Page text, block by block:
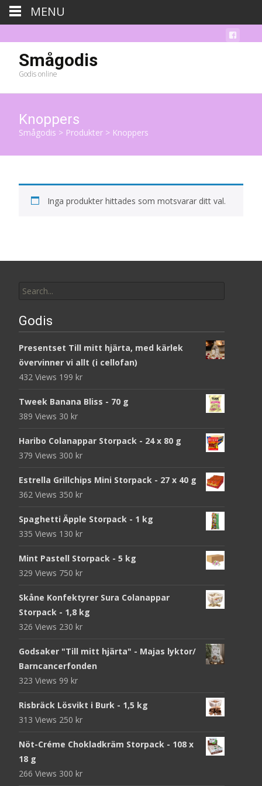
Smågodis
Godis online
Knoppers
Smågodis > Produkter > Knoppers
Inga produkter hittades som motsvarar ditt val.
for:
Godis
Presentset Till mitt hjärta, med kärlek
övervinner vi allt (i cellofan)
432 Views 199 kr
Tweek Banana Bliss - 70 g
389 Views 30 kr
Haribo Colanappar Storpack - 24 x 80 g
379 Views 300 kr
Estrella Grillchips Mini Storpack - 27 x 40 g
362 Views 350 kr
Spaghetti Äpple Storpack - 1 kg
335 Views 130 kr
Mint Pastell Storpack - 5 kg
329 Views 750 kr
Skåne Konfektyrer Sura Colanappar
Storpack - 1,8 kg
326 Views 230 kr
Godsaker "Till mitt hjärta" - Majas lyktor/
Barncancerfonden
323 Views 99 kr
Risbräck Lösvikt i Burk - 1,5 kg
313 Views 250 kr
Nöt-Créme Chokladkräm Storpack - 108 x
18 g
266 Views 300 kr
MENU